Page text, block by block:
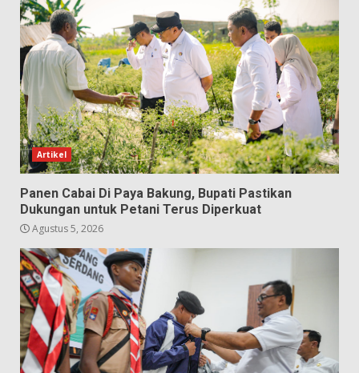
Artikel
Panen Cabai Di Paya Bakung, Bupati Pastikan
Dukungan untuk Petani Terus Diperkuat
Agustus 5, 2026